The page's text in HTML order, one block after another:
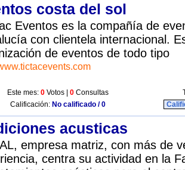
costa del sol
Eventos es la compañía de
con clientela internacional.
de eventos de todo tipo
Este mes: 0 Votos | 0 Consultas
Calificación: No calificado / 0
acusticas
empresa matriz, con más de
centra su actividad en la